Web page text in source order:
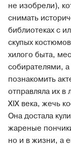
не изобрели),
снимать
библиотеках с
скупых
хилого быта,
собирателями,
познакомить
отправляла их
XIX века, жечь
Она достала
жареные
но и в жизни, а